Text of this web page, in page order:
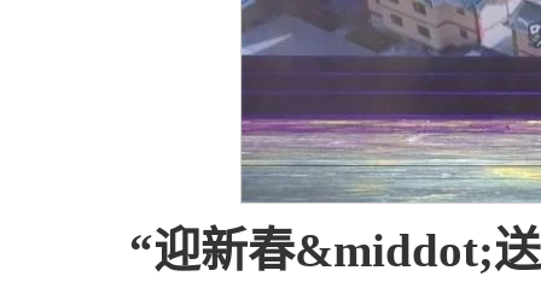
“迎新春&middot;